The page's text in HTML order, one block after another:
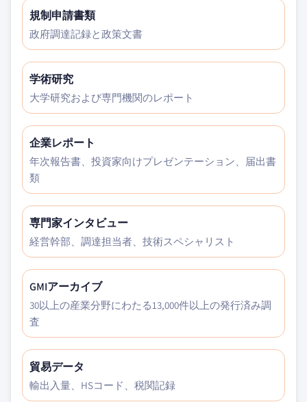
規制申請書類
政府調達記録と政策文書
学術研究
大学研究および専門機関のレポート
企業レポート
年次報告書、投資家向けプレゼンテーション、届出書
類
専門家インタビュー
経営幹部、調達担当者、技術スペシャリスト
GMIアーカイブ
30以上の産業分野にわたる13,000件以上の発行済み調
査
貿易データ
輸出入量、HSコード、税関記録